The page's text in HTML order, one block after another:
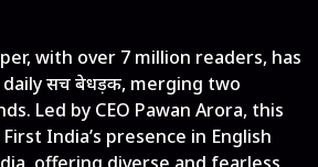
with over 7 million readers, has
सच बेधड़क, merging two
Led by CEO Pawan Arora, this
India’s presence in English